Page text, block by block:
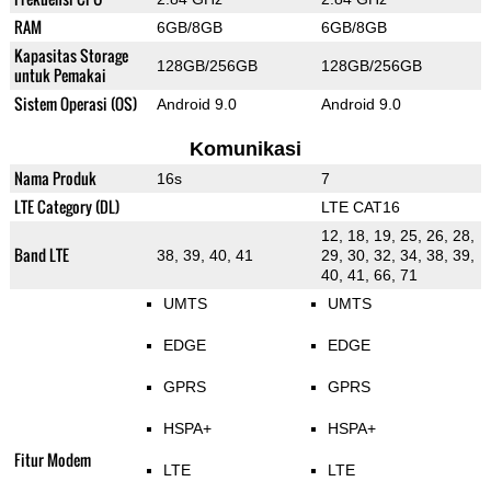
RAM 6GB/8GB 6GB/8GB
Kapasitas Storage
untuk Pemakai
128GB/256GB 128GB/256GB
Sistem Operasi (OS) Android 9.0 Android 9.0
Komunikasi
Nama Produk 16s 7
LTE Category (DL) LTE CAT16
Band LTE 38, 39, 40, 41
12, 18, 19, 25, 26, 28,
29, 30, 32, 34, 38, 39,
40, 41, 66, 71
Fitur Modem
UMTS
EDGE
GPRS
HSPA+
LTE
UMTS
EDGE
GPRS
HSPA+
LTE